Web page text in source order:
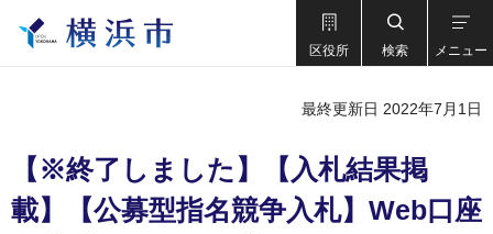
区役所 検索 メニュー
最終更新日 2022年7月1日
【※終了しました】【入札結果掲
載】【公募型指名競争入札】Web口座